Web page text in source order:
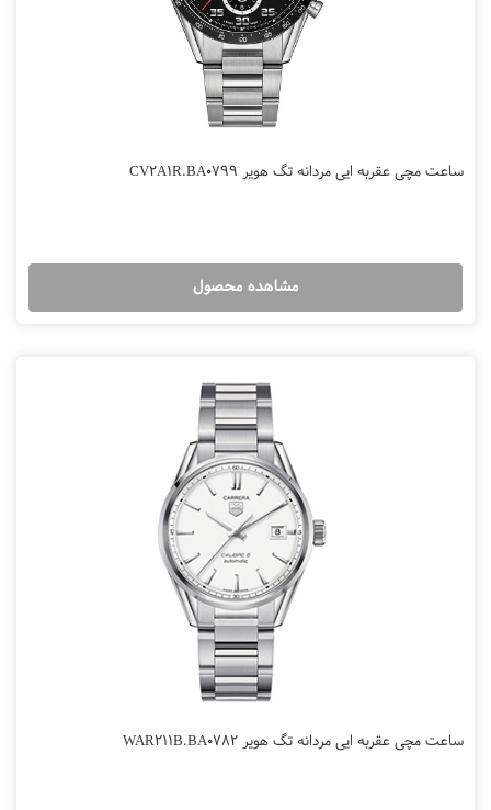
ساعت مچی عقربه ایی مردانه تگ هویر CV2A1R.BA0799
مشاهده محصول
ساعت مچی عقربه ایی مردانه تگ هویر WAR211B.BA0782